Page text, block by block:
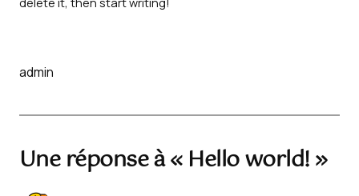
delete it, then start writing!
admin
Une réponse à « Hello world! »